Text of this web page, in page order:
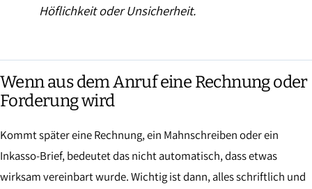
Höflichkeit oder Unsicherheit.
Wenn aus dem Anruf eine Rechnung oder
Forderung wird
Kommt später eine Rechnung, ein Mahnschreiben oder ein
Inkasso-Brief, bedeutet das nicht automatisch, dass etwas
wirksam vereinbart wurde. Wichtig ist dann, alles schriftlich und